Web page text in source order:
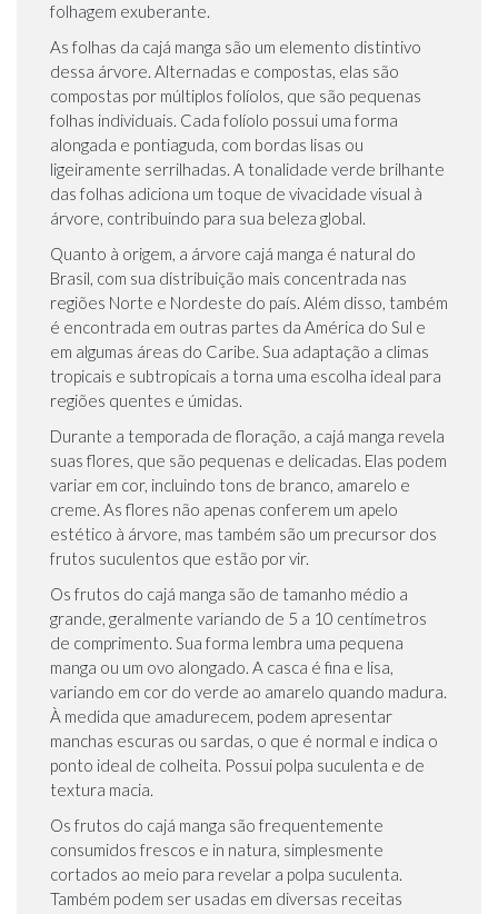
folhagem exuberante.
As folhas da cajá manga são um elemento distintivo
dessa árvore. Alternadas e compostas, elas são
compostas por múltiplos folíolos, que são pequenas
folhas individuais. Cada folíolo possui uma forma
alongada e pontiaguda, com bordas lisas ou
ligeiramente serrilhadas. A tonalidade verde brilhante
das folhas adiciona um toque de vivacidade visual à
árvore, contribuindo para sua beleza global.
Quanto à origem, a árvore cajá manga é natural do
Brasil, com sua distribuição mais concentrada nas
regiões Norte e Nordeste do país. Além disso, também
é encontrada em outras partes da América do Sul e
em algumas áreas do Caribe. Sua adaptação a climas
tropicais e subtropicais a torna uma escolha ideal para
regiões quentes e úmidas.
Durante a temporada de floração, a cajá manga revela
suas flores, que são pequenas e delicadas. Elas podem
variar em cor, incluindo tons de branco, amarelo e
creme. As flores não apenas conferem um apelo
estético à árvore, mas também são um precursor dos
frutos suculentos que estão por vir.
Os frutos do cajá manga são de tamanho médio a
grande, geralmente variando de 5 a 10 centímetros
de comprimento. Sua forma lembra uma pequena
manga ou um ovo alongado. A casca é fina e lisa,
variando em cor do verde ao amarelo quando madura.
À medida que amadurecem, podem apresentar
manchas escuras ou sardas, o que é normal e indica o
ponto ideal de colheita. Possui polpa suculenta e de
textura macia.
Os frutos do cajá manga são frequentemente
consumidos frescos e in natura, simplesmente
cortados ao meio para revelar a polpa suculenta.
Também podem ser usadas em diversas receitas